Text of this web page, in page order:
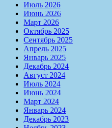
Июль 2026
Июнь 2026
Март 2026
Октябрь 2025
Сентябрь 2025
Апрель 2025
Январь 2025
Декабрь 2024
Август 2024
Июль 2024
Июнь 2024
Март 2024
Январь 2024
Декабрь 2023